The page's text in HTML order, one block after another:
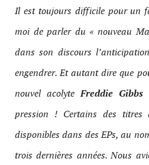
Il est toujours difficile pour un
moi de parler du « nouveau
dans son discours
engendrer. Et autant dire que
nouvel acolyteFreddie Gibbs
pression ! Certains des titres
disponibles dans des EPs, au
trois dernières années. Nous